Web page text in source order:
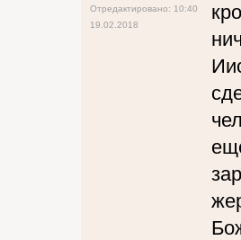
Отредактировано: 10:40
19.02.2018